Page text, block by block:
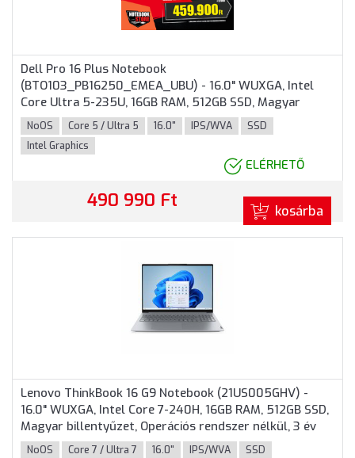
Dell Pro 16 Plus Notebook
(BTO103_PB16250_EMEA_UBU) - 16.0" WUXGA, Intel
Core Ultra 5-235U, 16GB RAM, 512GB SSD, Magyar
billentyűzet, Operációs rendszer nélkül, 3 év garancia,
Alumínium színben
NoOS Core 5 / Ultra 5 16.0" IPS/WVA
SSD
Intel Graphics
ELÉRHETŐ
490 990 Ft kosárba
Lenovo ThinkBook 16 G9 Notebook (21US005GHV) -
16.0" WUXGA, Intel Core 7-240H, 16GB RAM, 512GB SSD,
Magyar billentyűzet, Operációs rendszer nélkül, 3 év
garancia, Szürke színben
NoOS Core 7 / Ultra 7 16.0" IPS/WVA
SSD